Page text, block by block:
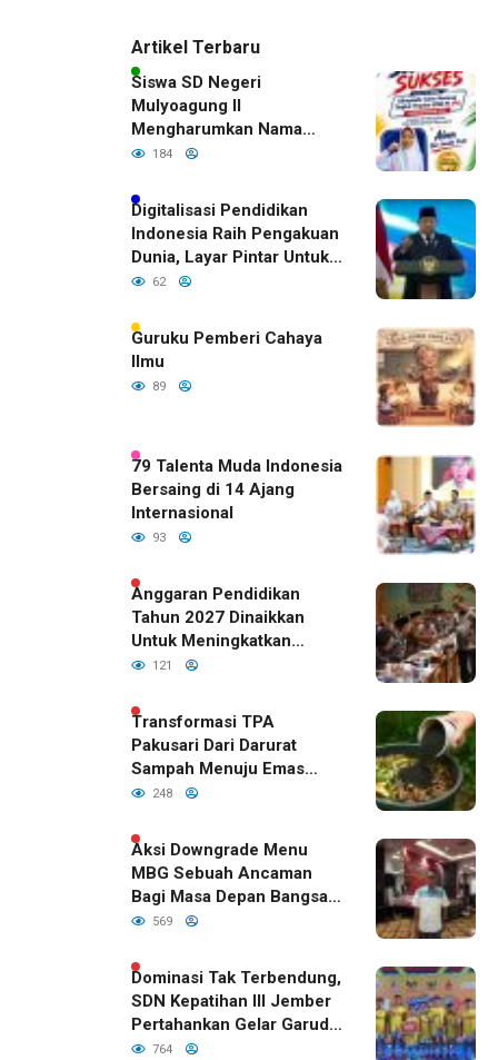
Artikel Terbaru
Siswa SD Negeri
Mulyoagung II
Mengharumkan Nama
Bojonegoro Dengan
184
Digitalisasi Pendidikan
Indonesia Raih Pengakuan
Dunia, Layar Pintar Untuk
Semua Siswa
62
Guruku Pemberi Cahaya
Ilmu
89
79 Talenta Muda Indonesia
Bersaing di 14 Ajang
Internasional
93
Anggaran Pendidikan
Tahun 2027 Dinaikkan
Untuk Meningkatkan
Kualitas Anak Bangsa,
RI
121
Transformasi TPA
Pakusari Dari Darurat
Sampah Menuju Emas
Hijau di Era Kepemimpinan
248
Aksi Downgrade Menu
MBG Sebuah Ancaman
Bagi Masa Depan Bangsa
Indonesia
569
Dominasi Tak Terbendung,
SDN Kepatihan III Jember
Pertahankan Gelar Garuda
Cup 2026
764